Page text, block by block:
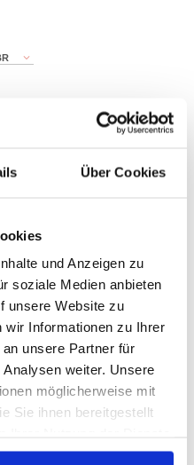
Über Cookies
und Anzeigen zu
soziale Medien anbieten
unsere Website zu
wir Informationen zu Ihrer
unsere Partner für
weiter. Unsere
möglicherweise mit
Sie ihnen bereitgestellt
Warenkorb